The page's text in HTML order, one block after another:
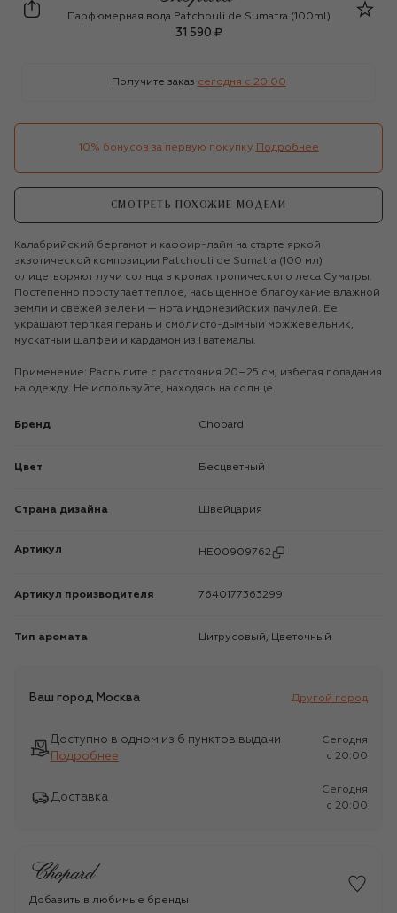
Chopard
Парфюмерная вода Patchouli de Sumatra (100ml)
31 590 ₽
Получите заказ сегодня c 20:00
10% бонусов за первую покупку Подробнее
СМОТРЕТЬ ПОХОЖИЕ МОДЕЛИ
Калабрийский бергамот и каффир-лайм на старте яркой
экзотической композиции Patchouli de Sumatra (100 мл)
олицетворяют лучи солнца в кронах тропического леса Суматры.
Постепенно проступает теплое, насыщенное благоухание влажной
земли и свежей зелени — нота индонезийских пачулей. Ее
украшают терпкая герань и смолисто-дымный можжевельник,
мускатный шалфей и кардамон из Гватемалы.
Применение: Распылите с расстояния 20–25 см, избегая попадания
на одежду. Не используйте, находясь на солнце.
Бренд Chopard
Цвет Бесцветный
Страна дизайна Швейцария
Артикул HE00909762
Артикул производителя 7640177363299
Тип аромата Цитрусовый, Цветочный
Ваш город Москва Другой город
Доступно в одном из 6 пунктов выдачи
Подробнее
Сегодня
c 20:00
Доставка
Сегодня
c 20:00
Добавить в любимые бренды